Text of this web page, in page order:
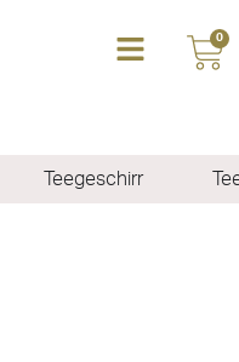
0
Teegeschirr